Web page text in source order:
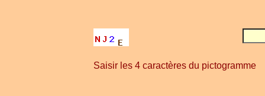
Saisir les 4 caractères du pictogramme